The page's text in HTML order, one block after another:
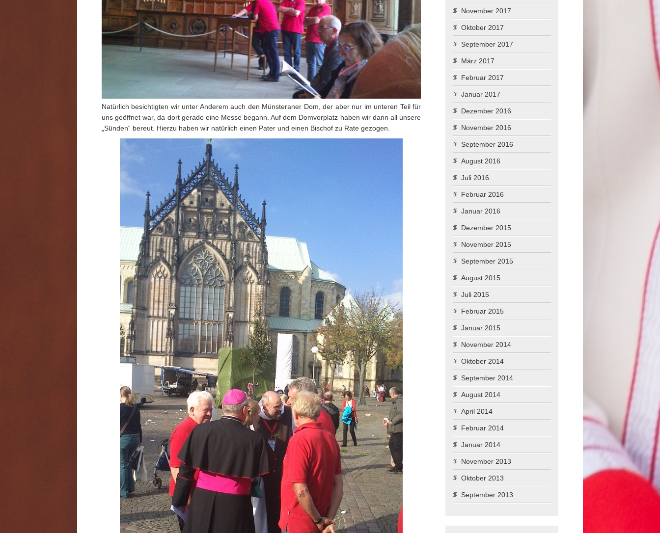
Natürlich besichtigten wir unter Anderem auch den Münsteraner Dom, der aber nur im unteren Teil für
uns geöffnet war, da dort gerade eine Messe begann. Auf dem Domvorplatz haben wir dann all unsere
„Sünden“ bereut. Hierzu haben wir natürlich einen Pater und einen Bischof zu Rate gezogen.
November 2017
Oktober 2017
September 2017
März 2017
Februar 2017
Januar 2017
Dezember 2016
November 2016
September 2016
August 2016
Juli 2016
Februar 2016
Januar 2016
Dezember 2015
November 2015
September 2015
August 2015
Juli 2015
Februar 2015
Januar 2015
November 2014
Oktober 2014
September 2014
August 2014
April 2014
Februar 2014
Januar 2014
November 2013
Oktober 2013
September 2013